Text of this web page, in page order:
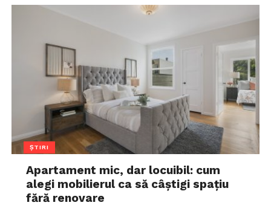
ȘTIRI
Apartament mic, dar locuibil: cum
alegi mobilierul ca să câștigi spațiu
fără renovare